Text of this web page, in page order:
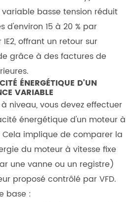
basse tension réduit
d'environ 15 à 20 % par
offrant un retour sur
grâce à des factures de
ÉNERGÉTIQUE D'UN
VARIABLE
niveau, vous devez effectuer
énergétique d'un moteur à
Cela implique de comparer la
du moteur à vitesse fixe
une vanne ou un registre)
proposé contrôlé par VFD.
base :